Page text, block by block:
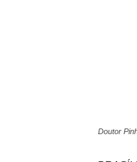
Doutor